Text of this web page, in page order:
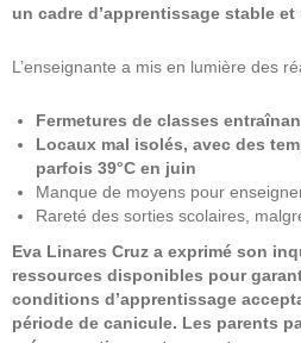
un cadre d’apprentissage stable
L’enseignante a mis en lumière des
Fermetures de classes
Locaux mal isolés, avec des
parfois 39°C en juin
Manque de moyens pour
Rareté des sorties scolaires,
Eva Linares Cruz a exprimé son
ressources disponibles pour
conditions d’apprentissage
période de canicule. Les parents